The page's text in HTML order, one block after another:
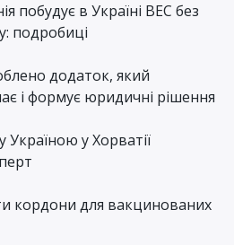
побудує в Україні ВЕС без
подробиці
додаток, який
і формує юридичні рішення
Україною у Хорватії
кордони для вакцинованих